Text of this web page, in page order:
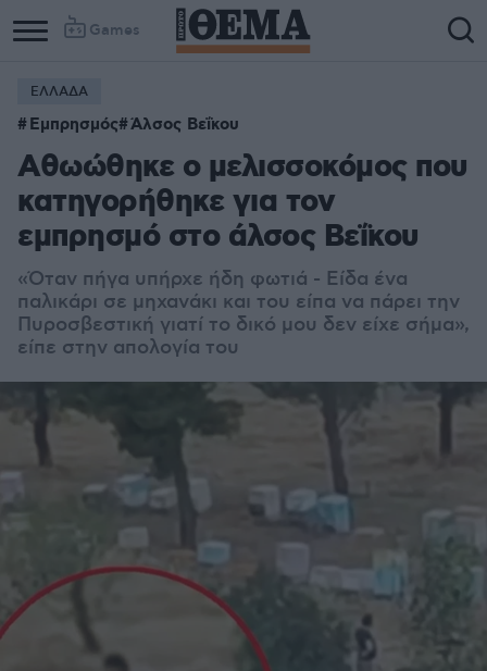
Games
ΕΛΛΑΔΑ
Εμπρησμός Άλσος Βεΐκου
Αθωώθηκε ο μελισσοκόμος που
κατηγορήθηκε για τον
εμπρησμό στο άλσος Βεΐκου
«Όταν πήγα υπήρχε ήδη φωτιά - Είδα ένα
παλικάρι σε μηχανάκι και του είπα να πάρει την
Πυροσβεστική γιατί το δικό μου δεν είχε σήμα»,
είπε στην απολογία του